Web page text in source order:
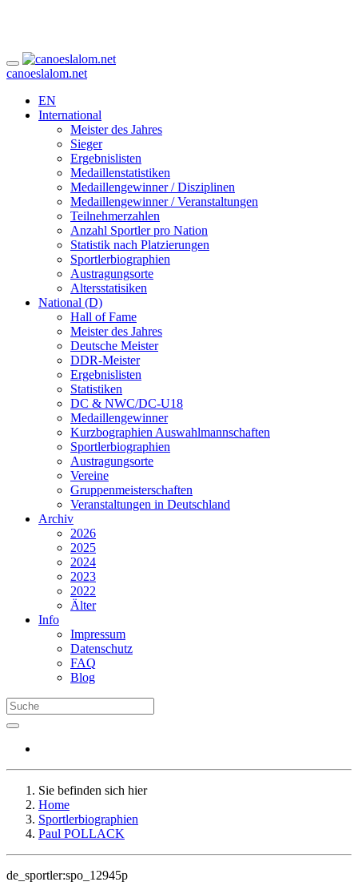
canoeslalom.net
EN
International
Meister des Jahres
Sieger
Ergebnislisten
Medaillenstatistiken
Medaillengewinner / Disziplinen
Medaillengewinner / Veranstaltungen
Teilnehmerzahlen
Anzahl Sportler pro Nation
Statistik nach Platzierungen
Sportlerbiographien
Austragungsorte
Altersstatisiken
National (D)
Hall of Fame
Meister des Jahres
Deutsche Meister
DDR-Meister
Ergebnislisten
Statistiken
DC & NWC/DC-U18
Medaillengewinner
Kurzbographien Auswahlmannschaften
Sportlerbiographien
Austragungsorte
Vereine
Gruppenmeisterschaften
Veranstaltungen in Deutschland
Archiv
2026
2025
2024
2023
2022
Älter
Info
Impressum
Datenschutz
FAQ
Blog
Sie befinden sich hier
Home
Sportlerbiographien
Paul POLLACK
de_sportler:spo_12945p